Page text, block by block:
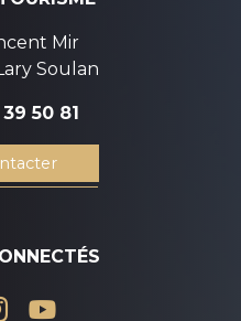
Mir
Soulan
50 81